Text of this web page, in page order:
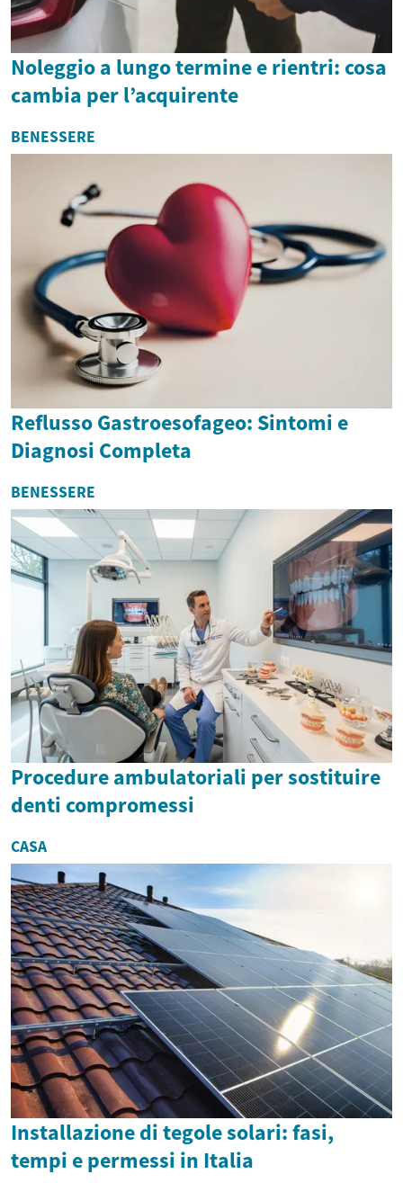
Noleggio a lungo termine e rientri: cosa
cambia per l’acquirente
BENESSERE
Reflusso Gastroesofageo: Sintomi e
Diagnosi Completa
BENESSERE
Procedure ambulatoriali per sostituire
denti compromessi
CASA
Installazione di tegole solari: fasi,
tempi e permessi in Italia